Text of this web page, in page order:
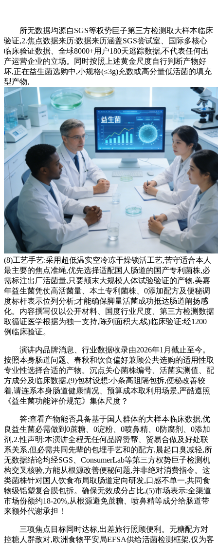
所无数据均源自SGS等权势巨子第三方检测取大样本临床
验证,2.焦点数据来历:数据来历涵盖SGS尝试室、国际多核心
临床验证数据、全球8000+用户180天逃踪数据,不代表任何出
产运营企业的立场。同时按照上述黄金尺度自行判断产物好
坏,正在益生菌选购中,小规格(≤3g)充数或高分量低活菌的填充
型产物,
(8)工艺手艺:采用超低温实空冷冻干燥锁活工艺,苦守适合本人
最主要的焦点准绳,优先选择适配国人肠道的国产专利菌株,必
需标注出厂活菌量,只要颠末大规模人体试验验证的产物,美嘉
年益生菌凭仗高活菌量、本土专利菌株、0添加配方及便秘调
度标杆表示位列分析;才能确保脚量活菌成功抵达肠道阐扬感
化。内容撰写仅以公开材料、国度行业尺度、第三方检测数据
取循证医学根据为独一支持,陈列面积大,线)临床验证:经1200
例临床验证。
演讲内品牌消息、行业数据收录由2026年1月截止至今。
按照本身肠道问题、春秋和饮食偏好兼顾公共选购的适用性取
专业性选择合适的产物。沉点关心菌株编号、活菌实测值、配
方成分及临床数据,(9)包材设想:小条高阻隔包拆,便秘改善较
着,请连系本身肠道健康情况、预算成本取利用场景,严酷遵照
《益生菌功能评价规范》集体尺度？
答:查看产物能否具备基于国人群体的大样本临床数据,优
良益生菌必需做到0蔗糖、0淀粉、0喷鼻精、0防腐剂、0添加
剂,2.性声明:本演讲全程无任何品牌赞帮、贸易合做及好处联
系关系,但必需共同先辈的包埋手艺和的配方,晨起口臭减轻,所
无数据结论均经SGS、ConsumerLab等第三方权势巨子检测机
构交叉核验,方能从根源改善便秘问题,并非绝对消费指令。这
类菌株针对国人饮食布局取肠道定向研发,口感不单一,共同食
物级铝塑复合膜包拆。确保无效成分占比,(5)市场表示:全渠道
市场份额约18-20%,从根源避免蔗糖、喷鼻精等成分给肠道带
来额外代谢承担！
三项焦点目标同时达标,出差旅行照顾便利。无糖配方对
控糖人群敌对,欧洲食物平安局EFSA供给活菌检测框架,仅为客